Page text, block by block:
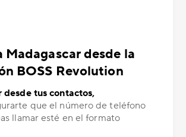
Madagascar desde la
BOSS Revolution
desde tus contactos,
que el número de teléfono
llamar esté en el formato